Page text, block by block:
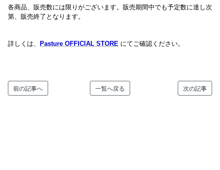
各商品、販売数には限りがございます。販売期間中でも予定数に達し次
第、販売終了となります。
詳しくは、 Pasture OFFICIAL STORE にてご確認ください。
次の記事
一覧へ戻る
前の記事へ